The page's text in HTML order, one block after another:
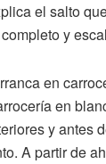
el salto
y
en
en
y antes
A partir de